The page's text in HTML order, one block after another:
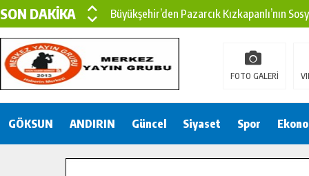
SON DAKİKA
Büyükşehir’den Pazarcık Kızkapanlı’nın
Büyükşehir’den Pazarcık Kırsalına Modern
Çin’den KSÜ’ye Uluslararası Başarı:
Gençler Pusula Maraş Kampında Yeni
FOTO GALERİ
GÖKSUN ANDIRIN Güncel Siyaset Spor